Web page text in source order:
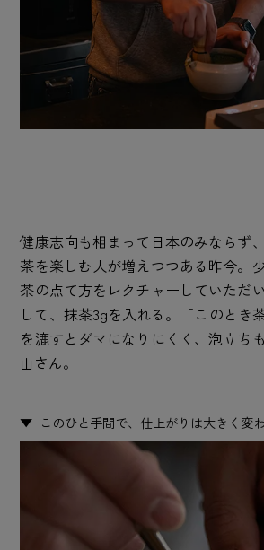
健康志向も相まって日本のみならず
茶を楽しむ人が増えつつある昨今。
茶の点て方をレクチャーしていただ
して、抹茶3gを入れる。「このとき
を漉すとダマになりにくく、泡立ち
山さん。
このひと手間で、仕上がりは大きく変わ